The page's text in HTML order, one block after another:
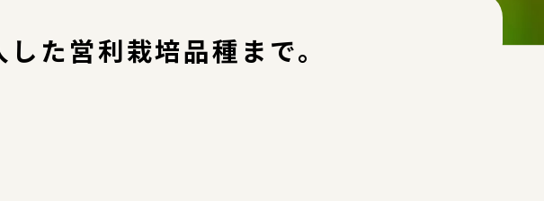
た営利栽培品種まで。